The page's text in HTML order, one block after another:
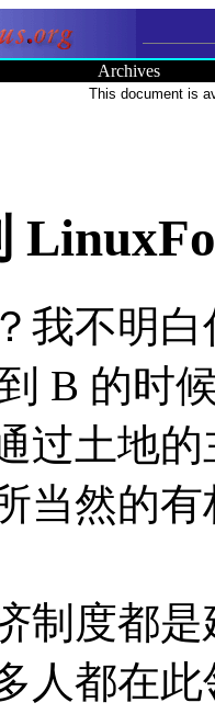
Archives
This document is
我不明
B 的时
过土地
当然的
制度都
人都在